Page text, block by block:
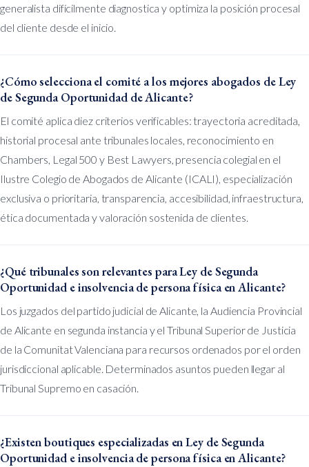
generalista difícilmente diagnostica y optimiza la posición procesal
del cliente desde el inicio.
¿Cómo selecciona el comité a los mejores abogados de Ley
de Segunda Oportunidad de Alicante?
El comité aplica diez criterios verificables: trayectoria acreditada,
historial procesal ante tribunales locales, reconocimiento en
Chambers, Legal 500 y Best Lawyers, presencia colegial en el
Ilustre Colegio de Abogados de Alicante (ICALI), especialización
exclusiva o prioritaria, transparencia, accesibilidad, infraestructura,
ética documentada y valoración sostenida de clientes.
¿Qué tribunales son relevantes para Ley de Segunda
Oportunidad e insolvencia de persona física en Alicante?
Los juzgados del partido judicial de Alicante, la Audiencia Provincial
de Alicante en segunda instancia y el Tribunal Superior de Justicia
de la Comunitat Valenciana para recursos ordenados por el orden
jurisdiccional aplicable. Determinados asuntos pueden llegar al
Tribunal Supremo en casación.
¿Existen boutiques especializadas en Ley de Segunda
Oportunidad e insolvencia de persona física en Alicante?